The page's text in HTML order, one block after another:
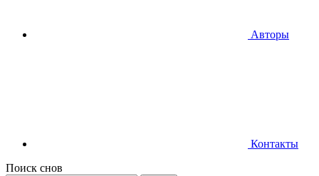
Авторы
Контакты
Поиск снов